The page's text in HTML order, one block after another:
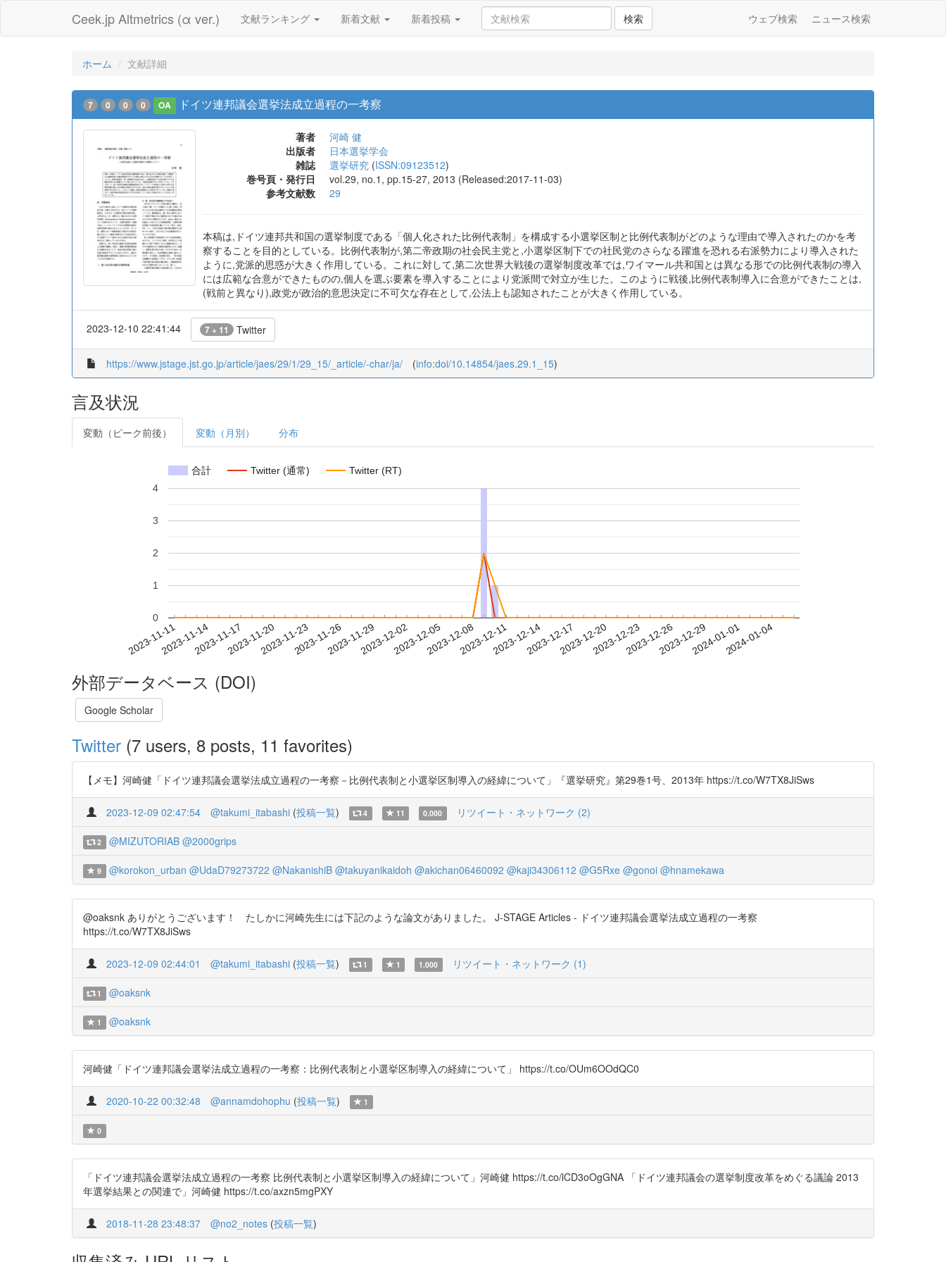
Ceek.jp Altmetrics (α ver.) 文献ランキング 新着文献 新着投稿 検索 ウェブ検索 ニュース検索
ホーム 文献詳細
7 0 0 0 OA ドイツ連邦議会選挙法成立過程の一考察
著者
河崎 健
出版者
日本選挙学会
雑誌
選挙研究 (ISSN:09123512)
巻号頁・発行日
vol.29, no.1, pp.15-27, 2013 (Released:2017-11-03)
参考文献数
29
本稿は,ドイツ連邦共和国の選挙制度である「個人化された比例代表制」を構成する小選挙区制と比例代表制がどのような理由で導入されたのかを考
察することを目的としている。比例代表制が,第二帝政期の社会民主党と,小選挙区制下での社民党のさらなる躍進を恐れる右派勢力により導入された
ように,党派的思惑が大きく作用している。これに対して,第二次世界大戦後の選挙制度改革では,ワイマール共和国とは異なる形での比例代表制の導入
には広範な合意ができたものの,個人を選ぶ要素を導入することにより党派間で対立が生じた。このように戦後,比例代表制導入に合意ができたことは,
(戦前と異なり),政党が政治的意思決定に不可欠な存在として,公法上も認知されたことが大きく作用している。
2023-12-10 22:41:44 7 + 11 Twitter
https://www.jstage.jst.go.jp/article/jaes/29/1/29_15/_article/-char/ja/ (info:doi/10.14854/jaes.29.1_15)
言及状況
変動（ピーク前後） 変動（月別） 分布
合計 Twitter (通常) Twitter (RT)
2023-11-112023-11-142023-11-172023-11-202023-11-232023-11-262023-11-292023-12-022023-12-052023-12-082023-12-112023-12-142023-12-172023-12-202023-12-232023-12-262023-12-292024-01-012024-01-04
0
1
2
3
4
外部データベース (DOI)
Google Scholar
Twitter (7 users, 8 posts, 11 favorites)
【メモ】河崎健「ドイツ連邦議会選挙法成立過程の一考察－比例代表制と小選挙区制導入の経緯について」『選挙研究』第29巻1号、2013年 https://t.co/W7TX8JiSws
2023-12-09 02:47:54 @takumi_itabashi (投稿一覧) 4 11 0.000 リツイート・ネットワーク (2)
2 @MIZUTORIAB @2000grips
9 @korokon_urban @UdaD79273722 @NakanishiB @takuyanikaidoh @akichan06460092 @kaji34306112 @G5Rxe @gonoi @hnamekawa
@oaksnk ありがとうございます！ たしかに河崎先生には下記のような論文がありました。 J-STAGE Articles - ドイツ連邦議会選挙法成立過程の一考察
https://t.co/W7TX8JiSws
2023-12-09 02:44:01 @takumi_itabashi (投稿一覧) 1 1 1.000 リツイート・ネットワーク (1)
1 @oaksnk
1 @oaksnk
河崎健「ドイツ連邦議会選挙法成立過程の一考察：比例代表制と小選挙区制導入の経緯について」 https://t.co/OUm6OOdQC0
2020-10-22 00:32:48 @annamdohophu (投稿一覧) 1
0
「ドイツ連邦議会選挙法成立過程の一考察 比例代表制と小選挙区制導入の経緯について」河崎健 https://t.co/lCD3oOgGNA 「ドイツ連邦議会の選挙制度改革をめぐる議論 2013
年選挙結果との関連で」河崎健 https://t.co/axzn5mgPXY
2018-11-28 23:48:37 @no2_notes (投稿一覧)